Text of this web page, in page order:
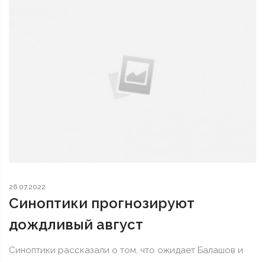
26.07.2022
Синоптики прогнозируют
дождливый август
Синоптики рассказали о том, что ожидает Балашов и